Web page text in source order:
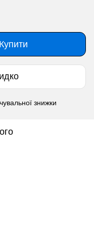
Купити
знижки